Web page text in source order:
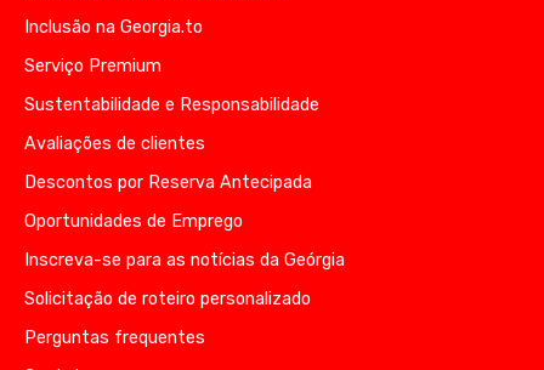
Inclusão na Georgia.to
Serviço Premium
Sustentabilidade e Responsabilidade
Avaliações de clientes
Descontos por Reserva Antecipada
Oportunidades de Emprego
Inscreva-se para as notícias da Geórgia
Solicitação de roteiro personalizado
Perguntas frequentes